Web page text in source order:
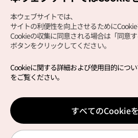
Copyright (c) Korea Tourism
サイトエラー報告公式メール
japanese@knto.or.kr
本ウェブサイトでは、
サイトの利便性を向上させるためにCookie
Cookieの収集に同意される場合は「同意す
ボタンをクリックしてください。
Cookieに関する詳細および使用目的につ
をご覧ください。
すべてのCookie